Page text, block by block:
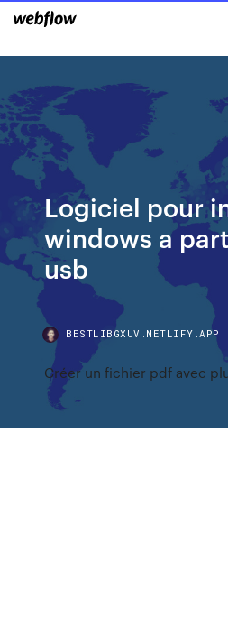
Logiciel pour
windows a
usb
BESTLIBGXUV.NETLIFY.APP
Créer un fichier pdf avec